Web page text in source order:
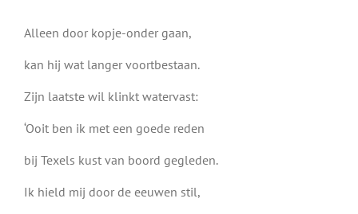
Alleen door kopje-onder gaan,
kan hij wat langer voortbestaan.
Zijn laatste wil klinkt watervast:
‘Ooit ben ik met een goede reden
bij Texels kust van boord gegleden.
Ik hield mij door de eeuwen stil,